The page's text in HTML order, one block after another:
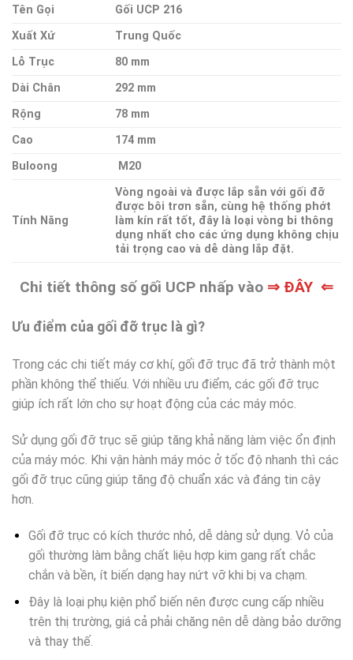
Tên Gọi
Gối UCP 216
Xuất Xứ
Trung Quốc
Lỗ Trục
80 mm
Dài Chân
292 mm
Rộng
78 mm
Cao
174 mm
Buloong
M20
Tính Năng
Vòng ngoài và được lắp sẵn với gối đỡ
được bôi trơn sẵn, cùng hệ thống phớt
làm kín rất tốt, đây là loại vòng bi thông
dụng nhất cho các ứng dụng không chịu
tải trọng cao và dễ dàng lắp đặt.
Chi tiết thông số gối UCP nhấp vào ⇒ ĐÂY ⇐
Ưu điểm của gối đỡ trục là gì?
Trong các chi tiết máy cơ khí, gối đỡ trục đã trở thành một
phần không thể thiếu. Với nhiều ưu điểm, các gối đỡ trục
giúp ích rất lớn cho sự hoạt động của các máy móc.
Sử dụng gối đỡ trục sẽ giúp tăng khả năng làm việc ổn định
của máy móc. Khi vận hành máy móc ở tốc độ nhanh thì các
gối đỡ trục cũng giúp tăng độ chuẩn xác và đáng tin cậy
hơn.
Gối đỡ trục có kích thước nhỏ, dễ dàng sử dụng. Vỏ của
gối thường làm bằng chất liệu hợp kim gang rất chắc
chắn và bền, ít biến dạng hay nứt vỡ khi bị va chạm.
Đây là loại phụ kiện phổ biến nên được cung cấp nhiều
trên thị trường, giá cả phải chăng nên dễ dàng bảo dưỡng
và thay thế.